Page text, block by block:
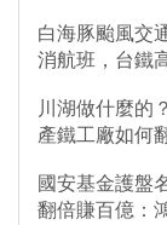
白海豚颱風交
消航班，台鐵
川湖做什麼的
產鐵工廠如何
國安基金護盤
翻倍賺百億：